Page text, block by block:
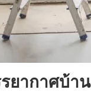
ยากาศบ้าน